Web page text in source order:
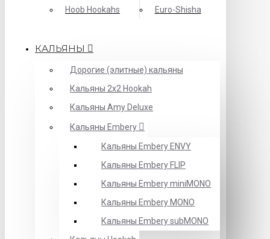
Hoob Hookahs
Еuro-Shisha
КАЛЬЯНЫ
Дорогие (элитные) кальяны
Кальяны 2х2 Hookah
Кальяны Amy Deluxe
Кальяны Embery
Кальяны Embery ENVY
Кальяны Embery FLIP
Кальяны Embery miniMONO
Кальяны Embery MONO
Кальяны Embery subMONO